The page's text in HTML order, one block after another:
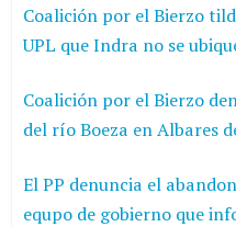
Coalición por el Bierzo
UPL que Indra no se
Coalición por el Bierzo
del río Boeza en Albares
El PP denuncia el
equpo de gobierno que